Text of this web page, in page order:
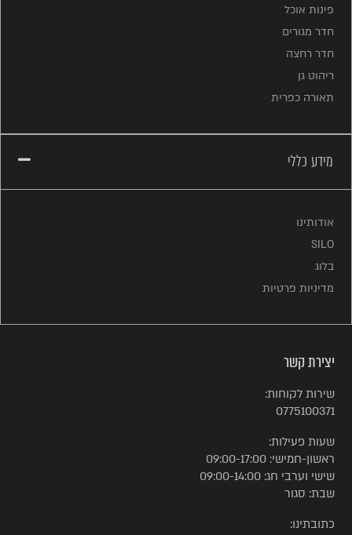
פינות אוכל
חדר מגורים
חדר רחצה
ריהוט גן
תאורה כפרית
מידע כללי
אודותינו
SILO
בלוג
מדיניות פרטיות
יצירת קשר
שירות לקוחות:
0775100371
שעות פעילות:
ראשון-חמישי: 09:00-17:00
שישי וערבי חג: 09:00-14:00
שבת: סגור
כתובתינו: